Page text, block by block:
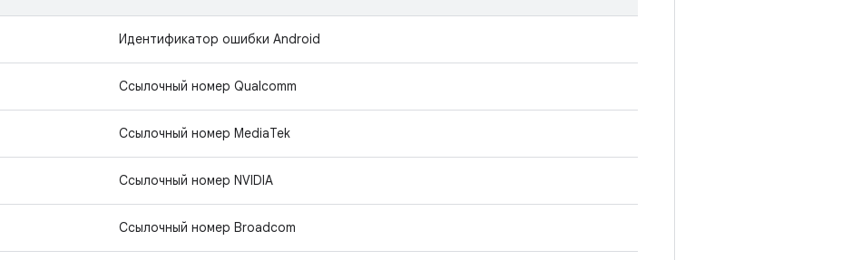
Идентификатор ошибки Android
Ссылочный номер Qualcomm
Ссылочный номер MediaTek
Ссылочный номер NVIDIA
Ссылочный номер Broadcom